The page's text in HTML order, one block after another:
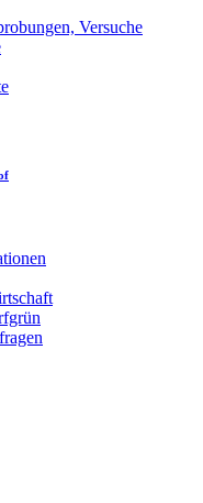
Versuche